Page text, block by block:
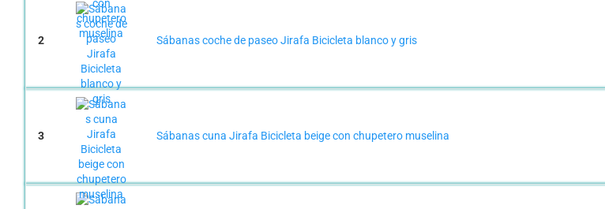
2 Sábanas coche de paseo Jirafa Bicicleta blanco y gris
3 Sábanas cuna Jirafa Bicicleta beige con chupetero muselina